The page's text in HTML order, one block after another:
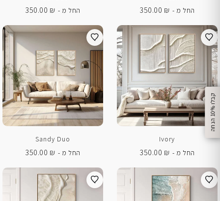
ק
ב
ל
ו
1
0
%
ה
נ
ח
ה
החל מ -
350.00 ₪
החל מ -
350.00 ₪
Ivory
החל מ -
350.00 ₪
Sandy Duo
החל מ -
350.00 ₪